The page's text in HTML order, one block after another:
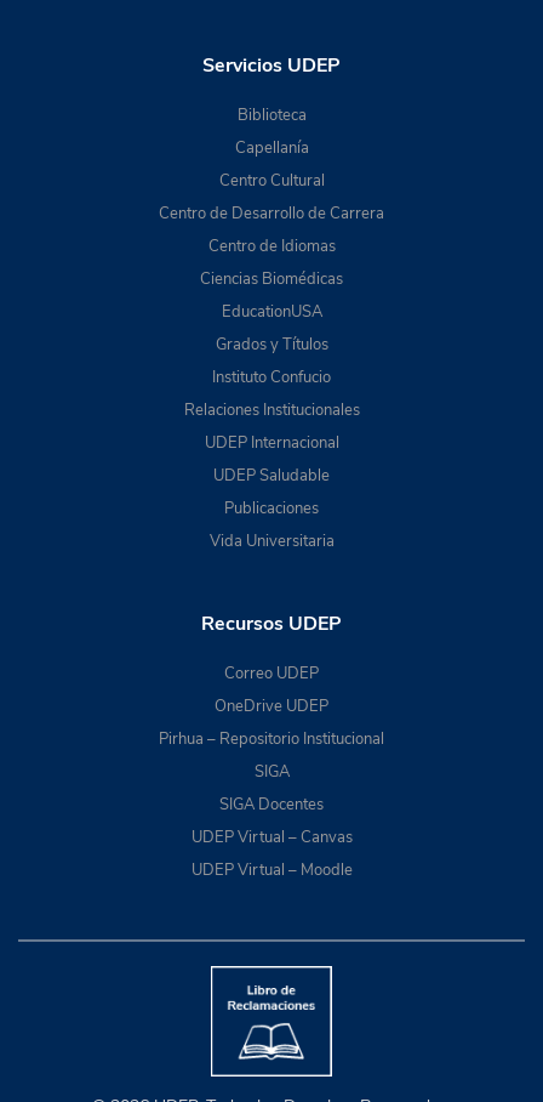
Servicios UDEP
Biblioteca
Capellanía
Centro Cultural
Centro de Desarrollo de Carrera
Centro de Idiomas
Ciencias Biomédicas
EducationUSA
Grados y Títulos
Instituto Confucio
Relaciones Institucionales
UDEP Internacional
UDEP Saludable
Publicaciones
Vida Universitaria
Recursos UDEP
Correo UDEP
OneDrive UDEP
Pirhua – Repositorio Institucional
SIGA
SIGA Docentes
UDEP Virtual – Canvas
UDEP Virtual – Moodle